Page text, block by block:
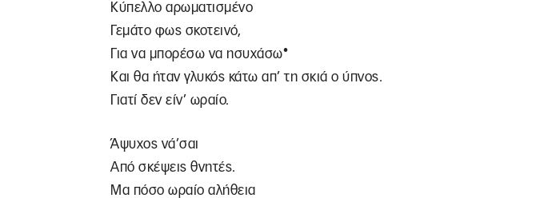
Κύπελλο αρωματισμένο
Γεμάτο φως σκοτεινό,
Για να μπορέσω να ησυχάσω•
Και θα ήταν γλυκός κάτω απ’ τη σκιά ο ύπνος.
Γιατί δεν είν’ ωραίο.
Άψυχος νά’σαι
Από σκέψεις θνητές.
Μα πόσο ωραίο αλήθεια